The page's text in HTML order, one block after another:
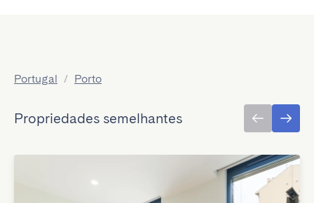
Portugal / Porto
Propriedades semelhantes